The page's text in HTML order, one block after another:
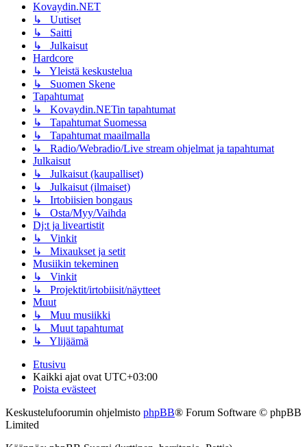
Kovaydin.NET
↳ Uutiset
↳ Saitti
↳ Julkaisut
Hardcore
↳ Yleistä keskustelua
↳ Suomen Skene
Tapahtumat
↳ Kovaydin.NETin tapahtumat
↳ Tapahtumat Suomessa
↳ Tapahtumat maailmalla
↳ Radio/Webradio/Live stream ohjelmat ja tapahtumat
Julkaisut
↳ Julkaisut (kaupalliset)
↳ Julkaisut (ilmaiset)
↳ Irtobiisien bongaus
↳ Osta/Myy/Vaihda
Dj:t ja liveartistit
↳ Vinkit
↳ Mixaukset ja setit
Musiikin tekeminen
↳ Vinkit
↳ Projektit/irtobiisit/näytteet
Muut
↳ Muu musiikki
↳ Muut tapahtumat
↳ Ylijäämä
Etusivu
Kaikki ajat ovat UTC+03:00
Poista evästeet
Keskustelufoorumin ohjelmisto phpBB® Forum Software © phpBB
Limited